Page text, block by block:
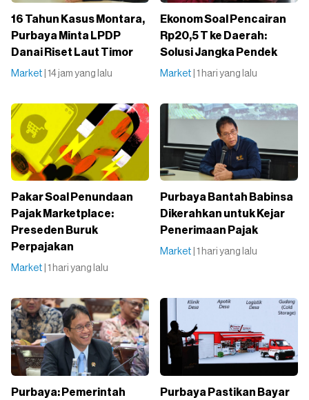
16 Tahun Kasus Montara,
Purbaya Minta LPDP
Danai Riset Laut Timor
Market | 14 jam yang lalu
Ekonom Soal Pencairan
Rp20,5 T ke Daerah:
Solusi Jangka Pendek
Market | 1 hari yang lalu
Pakar Soal Penundaan
Pajak Marketplace:
Preseden Buruk
Perpajakan
Market | 1 hari yang lalu
Purbaya Bantah Babinsa
Dikerahkan untuk Kejar
Penerimaan Pajak
Market | 1 hari yang lalu
Purbaya: Pemerintah
Purbaya Pastikan Bayar